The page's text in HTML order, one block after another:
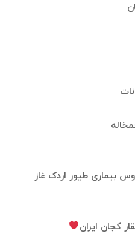
بیماری طیور اردک غاز
کجان ایران